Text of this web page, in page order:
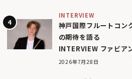
INTERVIEW
神戸国際フルートコン
の期待を語る
INTERVIEW ファビア
2026年7月28日